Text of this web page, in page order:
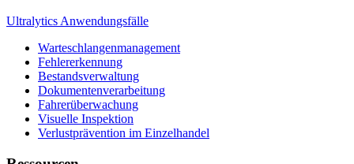
Ultralytics Anwendungsfälle
Warteschlangenmanagement
Fehlererkennung
Bestandsverwaltung
Dokumentenverarbeitung
Fahrerüberwachung
Visuelle Inspektion
Verlustprävention im Einzelhandel